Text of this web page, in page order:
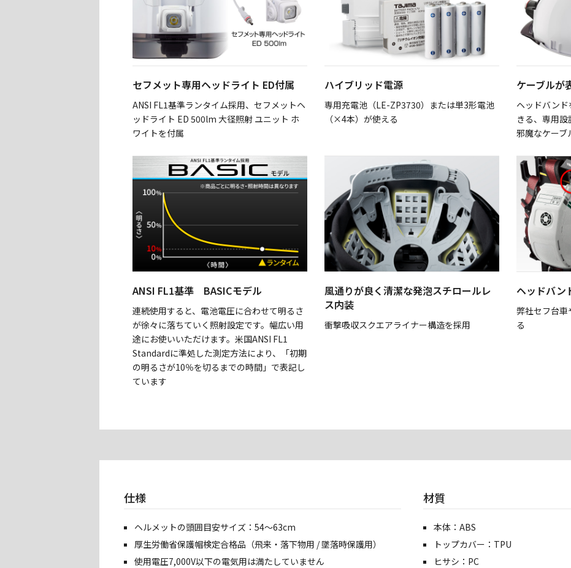
セフメット専用ヘッドライト ED付属
ANSI FL1基準ランタイム採用、セフメットヘ
ッドライト ED 500lm 大径照射 ユニット ホ
ワイトを付属
ハイブリッド電源
専用充電池（LE-ZP3730）または単3形電池
（×4本）が使える
ケーブルが
ヘッドバン
きる、専用設
邪魔なケーブ
ANSI FL1基準 BASICモデル
連続使用すると、電池電圧に合わせて明るさ
が徐々に落ちていく照射設定です。幅広い用
途にお使いいただけます。米国ANSI FL1
Standardに準処した測定方法により、「初期
の明るさが10％を切るまでの時間」で表記し
ています
風通りが良く清潔な発泡スチロールレ
ス内装
衝撃吸収スクエアライナー構造を採用
ヘッドバン
弊社セフ台車
る
仕様
ヘルメットの頭囲目安サイズ：54〜63cm
厚生労働省保護帽検定合格品（飛来・落下物用 / 墜落時保護用）
使用電圧7,000V以下の電気用は満たしていません
材質
本体：ABS
トップカバー：TPU
ヒサシ：PC